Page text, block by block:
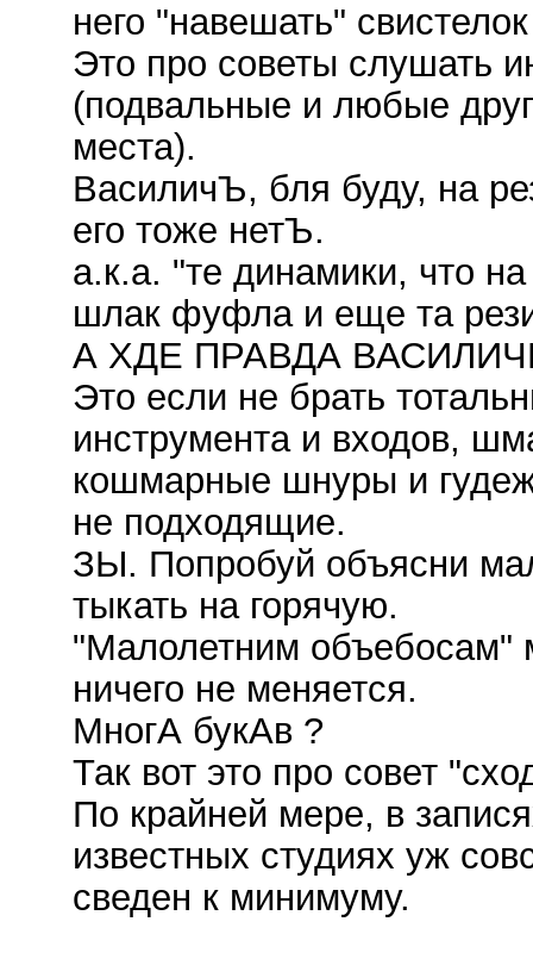
него "навешать"
Это про советы слушать
(подвальные и любые
места).
ВасиличЪ, бля буду, на
его тоже нетЪ.
а.к.а. "те динамики, что
шлак фуфла и еще та
А ХДЕ ПРАВДА
Это если не брать
инструмента и входов,
кошмарные шнуры и
не подходящие.
ЗЫ. Попробуй объясни
тыкать на горячую.
"Малолетним объебосам"
ничего не меняется.
МногА букАв ?
Так вот это про совет
По крайней мере, в
известных студиях уж
сведен к минимуму.